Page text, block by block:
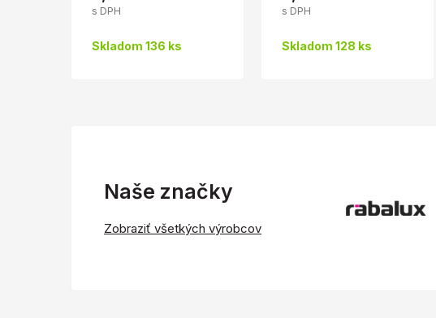
s DPH
Skladom 136 ks
s DPH
Skladom 128 ks
Naše značky
Zobraziť všetkých výrobcov